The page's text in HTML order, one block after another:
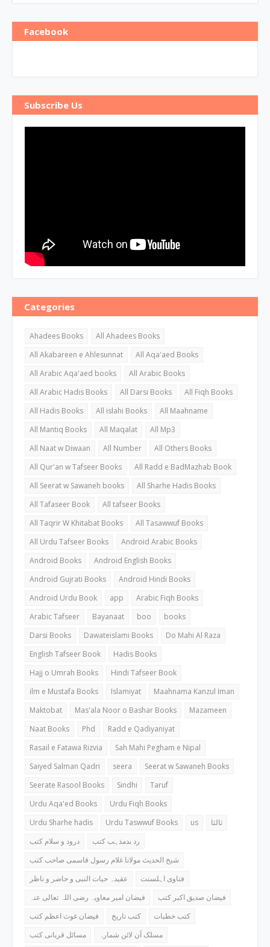
Facebook
Subscribe Us
Categories
Ahadees Books
All Ahadees Books
All Akabareen e Ahlesunnat
All Aqa'aed Books
All Arabic Aqa'aed books
All Arabic Books
All Arabic Hadis Books
All Darsi Books
All Fiqh Books
All Hadis Books
All islahi Books
All Maahname
All Mantiq Books
All Maqalat
All Mp3
All Naat w Diwaan
All Number
All Others Books
All Qur'an w Tafseer Books
All Radd e BadMazhab Book
All Seerat w Sawaneh books
All Sharhe Hadis Books
All Tafaseer Book
All tafseer Books
All Taqrir W Khitabat Books
All Tasawwuf Books
All Urdu Tafseer Books
Android Arabic Books
Android Books
Android English Books
Android Gujrati Books
Android Hindi Books
Android Urdu Book
app
Arabic Fiqh Books
Arabic Tafseer
Bayanaat boo
books
Darsi Books
Dawateislami Books
Do Mahi Al Raza
English Tafseer Book
Hadis Books
Hajj o Umrah Books
Hindi Tafseer Book
ilm e Mustafa Books
Islamiyat
Maahnama Kanzul Iman
Maktobat
Mas'ala Noor o Bashar Books
Mazameen
Naat Books
Phd
Radd e Qadiyaniyat
Rasail e Fatawa Rizvia
Sah Mahi Pegham e Nipal
Saiyed Salman Qadri
seera
Seerat w Sawaneh Books
Seerate Rasool Books
Sindhi
Taruf
Urdu Aqa'ed Books
Urdu Fiqh Books
Urdu Sharhe hadis
Urdu Taswwuf Books us
ثالثا
درود و سلام کتب
رد بدمذہب کتب
شیخ الحدیث مولانا غلام رسول قاسمی صاحب کتب
عقیدہ حیات النبی و حاضر و ناظر
فتاوی اہلسنت
فیضان امیر معاویہ رضی اللہ تعالی عنہ
فیضان صدیق اکبر کتب
فیضان غوث اعظم کتب
کتب تاریخ
کتب خطبات
مسائل قربانی کتب
مسلک آن لائن شمارہ